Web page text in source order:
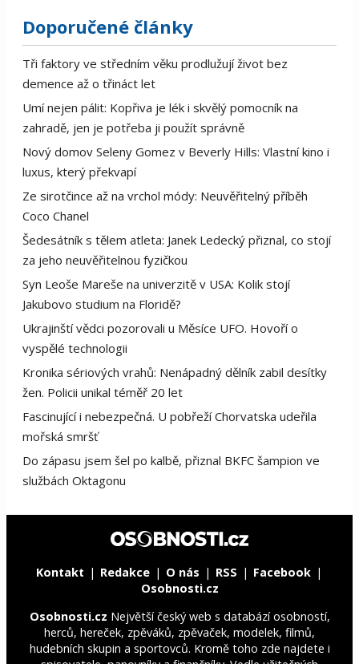
Doporučené články
Tři faktory ve středním věku prodlužují život bez
demence až o třináct let
Umí nejen pálit: Kopřiva je lék i skvělý pomocník na
zahradě, jen je potřeba ji použít správně
Nový domov Seleny Gomez v Beverly Hills: Vlastní kino i
luxus, který překvapí
Ze sirotčince až na vrchol módy: Neuvěřitelný příběh
Coco Chanel
Šedesátník s tělem atleta: Janek Ledecký přiznal, co stojí
za jeho neuvěřitelnou fyzičkou
Syn Leoše Mareše na univerzitě v USA: Kolik stojí
Jakubovo studium na Floridě?
Ukrajinští vědci pozorovali u Měsíce UFO. Hovoří o
vyspělé technologii
Kronika sériových vrahů: Nenápadný dělník zabil desítky
žen. Policii unikal téměř 20 let
Fascinující i nebezpečná. U pobřeží Chorvatska udeřila
mořská smršť
Do zápasu jsem šel po kalbě, přiznal BKFC šampion ve
službách Oktagonu
Kontakt Redakce O nás RSS
Facebook
Osobnosti.cz
Osobnosti.cz Největší český web s databází osobností,
herců, hereček, zpěváků, zpěvaček, modelek, filmů,
hudebních skupin a sportovců. Kromě toho zde najdete i